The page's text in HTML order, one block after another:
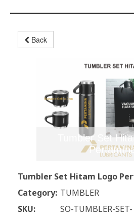
Back
Tumbler Set
Tumbler Set Hitam Logo
Category: TUMBLER
SKU:
SO-TUMBLER-